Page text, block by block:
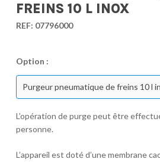
FREINS 10 L INOX
REF: 07796000
Option :
Purgeur pneumatique de freins 10 l
L’opération de purge peut être
personne.
L’appareil est doté d’une membrane